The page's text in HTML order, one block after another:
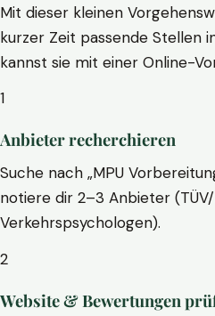
Mit dieser kleinen
kurzer Zeit passende Stellen
kannst sie mit einer Online-
1
Anbieter recherchieren
Suche nach „MPU
notiere dir 2–3 Anbieter (TÜV/
Verkehrspsychologen).
2
Website & Bewertungen